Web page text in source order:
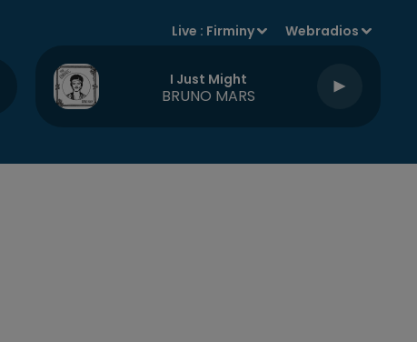
Live : Firminy Webradios
I Just Might
BRUNO MARS